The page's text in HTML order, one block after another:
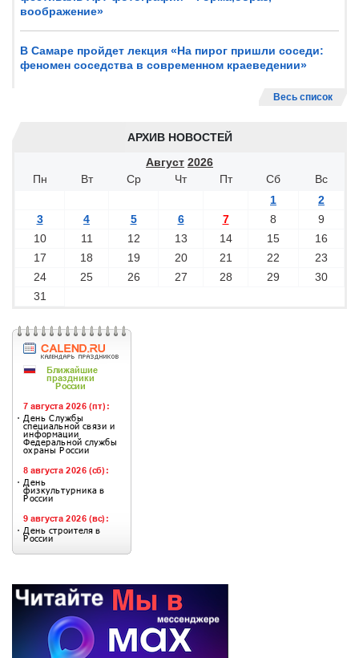
воображение»
В Самаре пройдет лекция «На пирог пришли соседи:
феномен соседства в современном краеведении»
Весь список
АРХИВ НОВОСТЕЙ
Август 2026
Пн
Вт Ср Чт Пт Сб
Вс
1
2
3
4 5 6 7 8
9
10
11 12 13 14 15
16
17
18 19 20 21 22
23
24
25 26 27 28 29
30
31